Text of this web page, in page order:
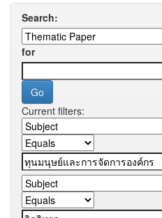
Search:
for
Current filters: